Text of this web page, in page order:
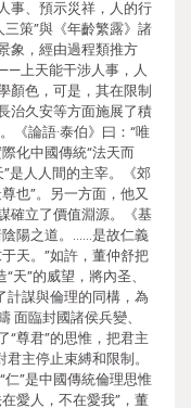
事、預示災祥，人的行
策”與《年齡繁露》諸
象，經由過程類推方
上天能干涉人事，人
顏色，可是，其在限制
治久安等方面施展了積
《論語·泰伯》曰：“唯
化中國傳統“法天而
是人人間的主宰。《郊
也”。另一方面，他又
確立了價值淵源。《基
陽之道。……是故仁義
天。”如許，董仲舒把
天”的威望，將內圣、
計謀與倫理的同構，為
面臨封國諸侯兵變、
“尊君”的思惟，把君主
主停止束縛和限制。
”是中國傳統倫理思惟
愛人，不在愛我”，董